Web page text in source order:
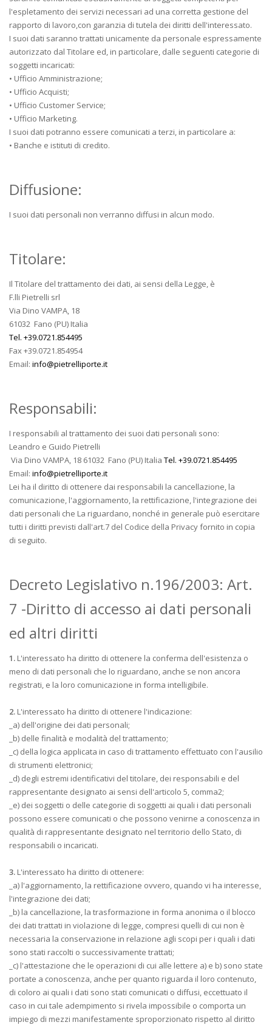
l'espletamento dei servizi necessari ad una corretta gestione del
rapporto di lavoro,con garanzia di tutela dei diritti dell'interessato.
I suoi dati saranno trattati unicamente da personale espressamente
autorizzato dal Titolare ed, in particolare, dalle seguenti categorie di
soggetti incaricati:
• Ufficio Amministrazione;
• Ufficio Acquisti;
• Ufficio Customer Service;
• Ufficio Marketing.
I suoi dati potranno essere comunicati a terzi, in particolare a:
• Banche e istituti di credito.
Diffusione:
I suoi dati personali non verranno diffusi in alcun modo.
Titolare:
Il Titolare del trattamento dei dati, ai sensi della Legge, è
F.lli Pietrelli srl
Via Dino VAMPA, 18
61032 Fano (PU) Italia
Tel. +39.0721.854495
Fax +39.0721.854954
Email: info@pietrelliporte.it
Responsabili:
I responsabili al trattamento dei suoi dati personali sono:
Leandro e Guido Pietrelli
Via Dino VAMPA, 18 61032 Fano (PU) Italia Tel. +39.0721.854495
Email: info@pietrelliporte.it
Lei ha il diritto di ottenere dai responsabili la cancellazione, la
comunicazione, l'aggiornamento, la rettificazione, l'integrazione dei
dati personali che La riguardano, nonché in generale può esercitare
tutti i diritti previsti dall'art.7 del Codice della Privacy fornito in copia
di seguito.
Decreto Legislativo n.196/2003: Art.
7 -Diritto di accesso ai dati personali
ed altri diritti
1. L'interessato ha diritto di ottenere la conferma dell'esistenza o
meno di dati personali che lo riguardano, anche se non ancora
registrati, e la loro comunicazione in forma intelligibile.
2. L'interessato ha diritto di ottenere l'indicazione:
_a) dell'origine dei dati personali;
_b) delle finalità e modalità del trattamento;
_c) della logica applicata in caso di trattamento effettuato con l'ausilio
di strumenti elettronici;
_d) degli estremi identificativi del titolare, dei responsabili e del
rappresentante designato ai sensi dell'articolo 5, comma2;
_e) dei soggetti o delle categorie di soggetti ai quali i dati personali
possono essere comunicati o che possono venirne a conoscenza in
qualità di rappresentante designato nel territorio dello Stato, di
responsabili o incaricati.
3. L'interessato ha diritto di ottenere:
_a) l'aggiornamento, la rettificazione ovvero, quando vi ha interesse,
l'integrazione dei dati;
_b) la cancellazione, la trasformazione in forma anonima o il blocco
dei dati trattati in violazione di legge, compresi quelli di cui non è
necessaria la conservazione in relazione agli scopi per i quali i dati
sono stati raccolti o successivamente trattati;
_c) l'attestazione che le operazioni di cui alle lettere a) e b) sono state
portate a conoscenza, anche per quanto riguarda il loro contenuto,
di coloro ai quali i dati sono stati comunicati o diffusi, eccettuato il
caso in cui tale adempimento si rivela impossibile o comporta un
impiego di mezzi manifestamente sproporzionato rispetto al diritto